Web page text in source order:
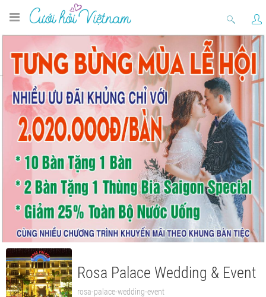
Rosa Palace Wedding & Event
rosa-palace-wedding-event